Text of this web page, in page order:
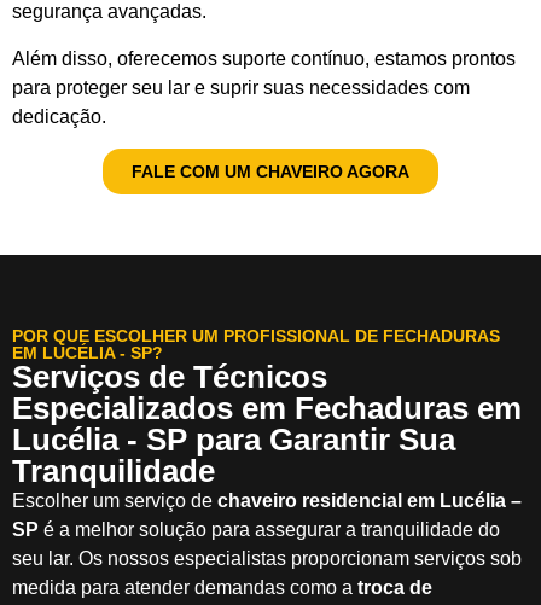
segurança avançadas.
Além disso, oferecemos suporte contínuo, estamos prontos
para proteger seu lar e suprir suas necessidades com
dedicação.
FALE COM UM CHAVEIRO AGORA
POR QUE ESCOLHER UM PROFISSIONAL DE FECHADURAS
EM LUCÉLIA - SP?
Serviços de Técnicos
Especializados em Fechaduras em
Lucélia - SP para Garantir Sua
Tranquilidade
Escolher um serviço de chaveiro residencial em Lucélia –
SP é a melhor solução para assegurar a tranquilidade do
seu lar. Os nossos especialistas proporcionam serviços sob
medida para atender demandas como a troca de